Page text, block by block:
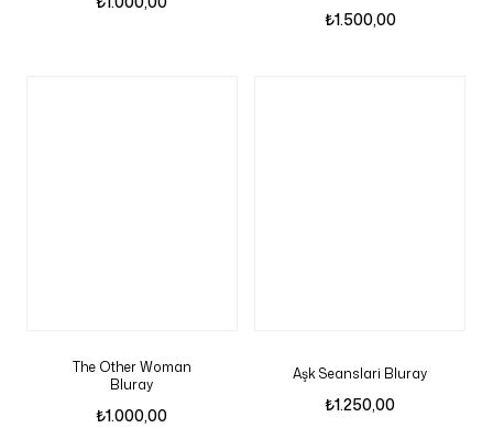
₺1.500,00
The Other Woman
Bluray
₺1.000,00
Aşk Seanslari Bluray
₺1.250,00